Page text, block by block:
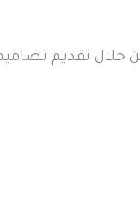
من خلال تقديم